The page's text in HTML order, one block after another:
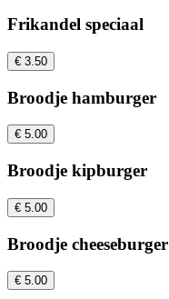
Frikandel speciaal
€ 3.50
Broodje hamburger
€ 5.00
Broodje kipburger
€ 5.00
Broodje cheeseburger
€ 5.00